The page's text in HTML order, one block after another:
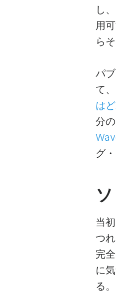
し
用
ら
パ
て
は
分
グ
当
つ
完
に
る。